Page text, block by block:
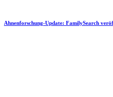
Ahnenforschung-Update: FamilySearch